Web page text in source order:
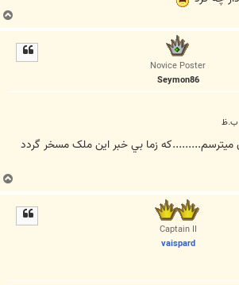
ب
ا
Novice Poster
Seymon86
ميترسم.........که زما بي خبر اين ملک مسخر گردد
ب
ا
Captain II
vaispard